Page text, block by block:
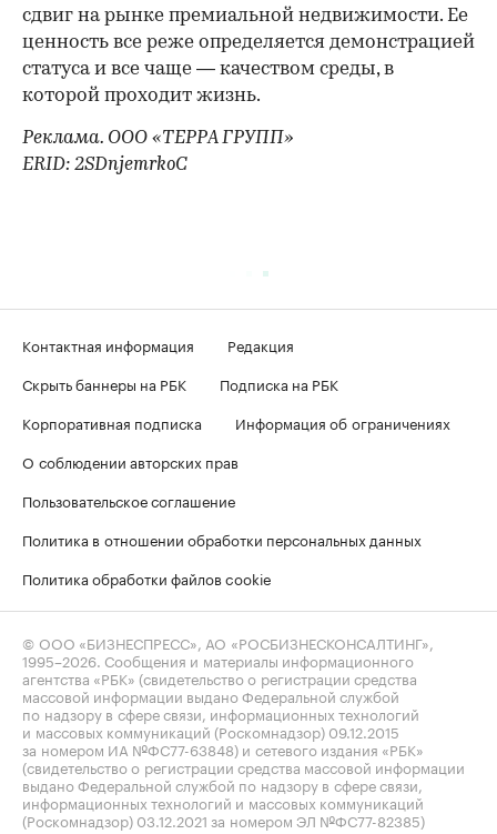
сдвиг на рынке премиальной недвижимости. Ее
ценность все реже определяется демонстрацией
статуса и все чаще — качеством среды, в
которой проходит жизнь.
Реклама. ООО «ТЕРРА ГРУПП»
ERID: 2SDnjemrkoC
Контактная информация
Редакция
Скрыть баннеры на РБК
Подписка на РБК
Корпоративная подписка
Информация об ограничениях
О соблюдении авторских прав
Пользовательское соглашение
Политика в отношении обработки персональных данных
Политика обработки файлов cookie
© ООО «БИЗНЕСПРЕСС», АО «РОСБИЗНЕСКОНСАЛТИНГ»,
1995–2026 . Сообщения и материалы информационного
агентства «РБК» (свидетельство о регистрации средства
массовой информации выдано Федеральной службой
по надзору в сфере связи, информационных технологий
и массовых коммуникаций (Роскомнадзор) 09.12.2015
за номером ИА №ФС77-63848) и сетевого издания «РБК»
(свидетельство о регистрации средства массовой информации
выдано Федеральной службой по надзору в сфере связи,
информационных технологий и массовых коммуникаций
(Роскомнадзор) 03.12.2021 за номером ЭЛ №ФС77-82385)